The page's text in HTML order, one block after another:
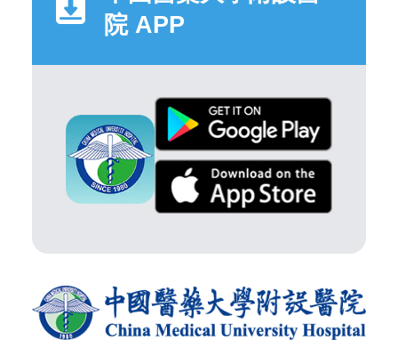
院 APP